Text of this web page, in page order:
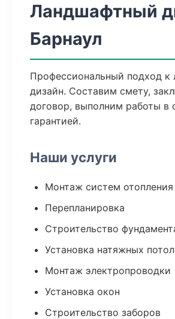
Ландшафтный
Барнаул
Профессиональный подход к
дизайн. Составим смету,
договор, выполним работы в
гарантией.
Наши услуги
Монтаж систем отопления
Перепланировка
Строительство
Установка натяжных
Монтаж электропроводки
Установка окон
Строительство заборов